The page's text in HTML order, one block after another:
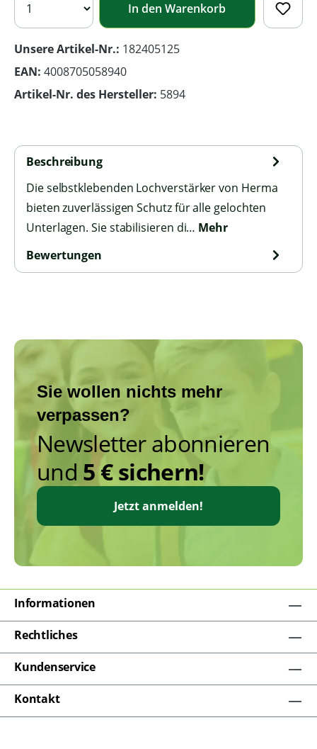
In den Warenkorb
Unsere Artikel-Nr.: 182405125
EAN: 4008705058940
Artikel-Nr. des Hersteller: 5894
Beschreibung
Die selbstklebenden Lochverstärker von Herma
bieten zuverlässigen Schutz für alle gelochten
Unterlagen. Sie stabilisieren di… Mehr
Bewertungen
Sie wollen nichts mehr
verpassen?
Newsletter abonnieren
und 5 € sichern!
Jetzt anmelden!
Informationen
Rechtliches
Kundenservice
Kontakt